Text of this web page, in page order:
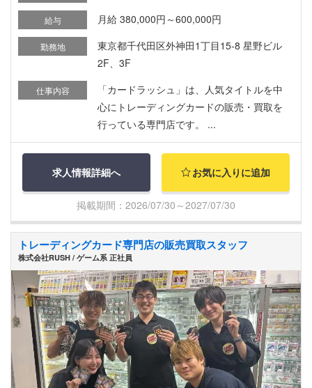
給与 月給 380,000円～600,000円
勤務地
東京都千代田区外神田1丁目15-8 星野ビル
2F、3F
仕事内容
「カードラッシュ」は、人気タイトルを中
心にトレーディングカードの販売・買取を
行っている専門店です。 ...
求人情報詳細へ お気に入りに追加
掲載期間：2026/07/30～2027/07/30
トレーディングカード専門店の販売買取スタッフ
株式会社RUSH / ゲーム系 正社員